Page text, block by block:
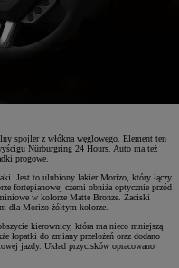
spojler z włókna węglowego. Element ten
Nürburgring 24 Hours. Auto ma też
progowe.
Jest to ulubiony lakier Morizo, który łączy
fortepianowej czerni obniża optycznie przód
w kolorze Matte Bronze. Zaciski
dla Morizo żółtym kolorze.
kierownicy, która ma nieco mniejszą
łopatki do zmiany przełożeń oraz dodano
jazdy. Układ przycisków opracowano